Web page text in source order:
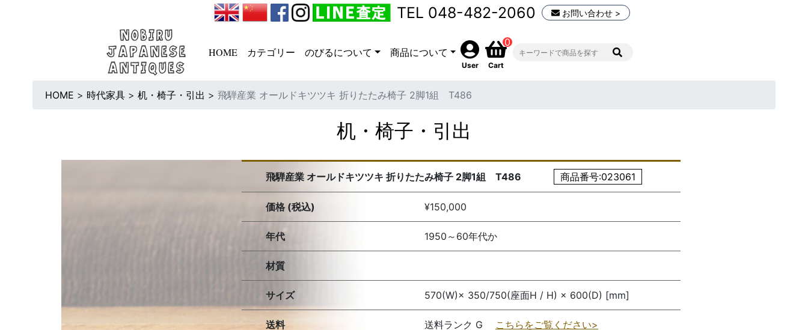
TEL 048-482-2060 お問い合わせ >
HOME カテゴリー のびるについて 商品について
User
0
Cart
HOME > 時代家具 > 机・椅子・引出 > 飛騨産業 オールドキツツキ 折りたたみ椅子 2脚1組 T486
机・椅子・引出
飛騨産業 オールドキツツキ 折りたたみ椅子 2脚1組 T486 商品番号:023061
価格 (税込) ¥150,000
年代 1950～60年代か
材質
サイズ 570(W)× 350/750(座面H / H) × 600(D) [mm]
送料 送料ランク G こちらをご覧ください>